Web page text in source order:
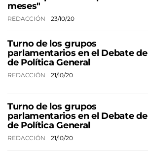
meses"
REDACCIÓN 23/10/20
Turno de los grupos
parlamentarios en el Debate de
de Política General
REDACCIÓN 21/10/20
Turno de los grupos
parlamentarios en el Debate de
de Política General
REDACCIÓN 21/10/20